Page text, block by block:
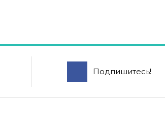
Подпишитесь!